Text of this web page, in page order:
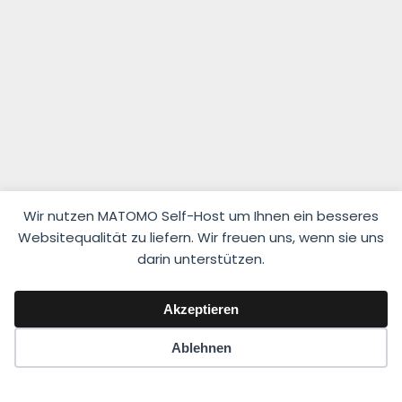
Wir nutzen MATOMO Self-Host um Ihnen ein besseres
Websitequalität zu liefern. Wir freuen uns, wenn sie uns
darin unterstützen.
Akzeptieren
Ablehnen
© 2026 Fahrlehrerverband Niedersachsen e.V.
Impressum·Datenschutzerklärung